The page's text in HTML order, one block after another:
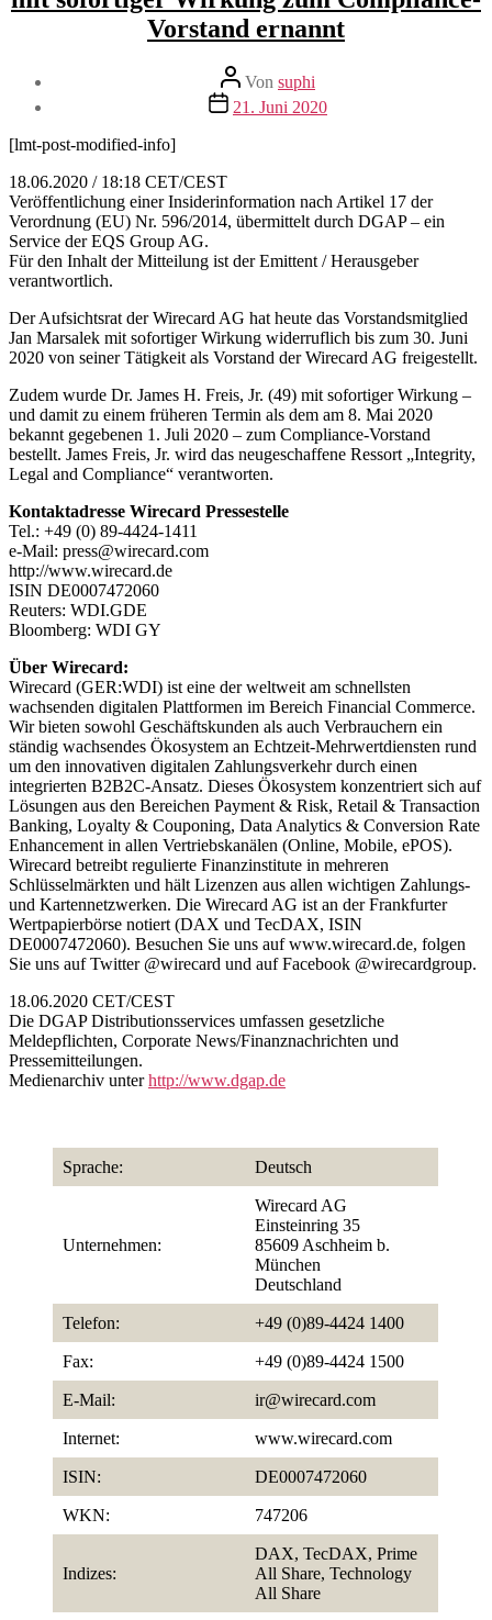
Vorstand ernannt
Beitragsautor
Von suphi
Veröffentlichungsdatum
21. Juni 2020
[lmt-post-modified-info]
18.06.2020 / 18:18 CET/CEST
Veröffentlichung einer Insiderinformation nach Artikel 17 der
Verordnung (EU) Nr. 596/2014, übermittelt durch DGAP – ein
Service der EQS Group AG.
Für den Inhalt der Mitteilung ist der Emittent / Herausgeber
verantwortlich.
Der Aufsichtsrat der Wirecard AG hat heute das Vorstandsmitglied
Jan Marsalek mit sofortiger Wirkung widerruflich bis zum 30. Juni
2020 von seiner Tätigkeit als Vorstand der Wirecard AG freigestellt.
Zudem wurde Dr. James H. Freis, Jr. (49) mit sofortiger Wirkung –
und damit zu einem früheren Termin als dem am 8. Mai 2020
bekannt gegebenen 1. Juli 2020 – zum Compliance-Vorstand
bestellt. James Freis, Jr. wird das neugeschaffene Ressort „Integrity,
Legal and Compliance“ verantworten.
Kontaktadresse Wirecard Pressestelle
Tel.: +49 (0) 89-4424-1411
e-Mail: press@wirecard.com
http://www.wirecard.de
ISIN DE0007472060
Reuters: WDI.GDE
Bloomberg: WDI GY
Über Wirecard:
Wirecard (GER:WDI) ist eine der weltweit am schnellsten
wachsenden digitalen Plattformen im Bereich Financial Commerce.
Wir bieten sowohl Geschäftskunden als auch Verbrauchern ein
ständig wachsendes Ökosystem an Echtzeit-Mehrwertdiensten rund
um den innovativen digitalen Zahlungsverkehr durch einen
integrierten B2B2C-Ansatz. Dieses Ökosystem konzentriert sich auf
Lösungen aus den Bereichen Payment & Risk, Retail & Transaction
Banking, Loyalty & Couponing, Data Analytics & Conversion Rate
Enhancement in allen Vertriebskanälen (Online, Mobile, ePOS).
Wirecard betreibt regulierte Finanzinstitute in mehreren
Schlüsselmärkten und hält Lizenzen aus allen wichtigen Zahlungs-
und Kartennetzwerken. Die Wirecard AG ist an der Frankfurter
Wertpapierbörse notiert (DAX und TecDAX, ISIN
DE0007472060). Besuchen Sie uns auf www.wirecard.de, folgen
Sie uns auf Twitter @wirecard und auf Facebook @wirecardgroup.
18.06.2020 CET/CEST
Die DGAP Distributionsservices umfassen gesetzliche
Meldepflichten, Corporate News/Finanznachrichten und
Pressemitteilungen.
Medienarchiv unterhttp://www.dgap.de
Sprache: Deutsch
Unternehmen:
Wirecard AG
Einsteinring 35
85609 Aschheim b.
München
Deutschland
Telefon: +49 (0)89-4424 1400
Fax: +49 (0)89-4424 1500
E-Mail: ir@wirecard.com
Internet: www.wirecard.com
ISIN: DE0007472060
WKN: 747206
Indizes:
DAX, TecDAX, Prime
All Share, Technology
All Share